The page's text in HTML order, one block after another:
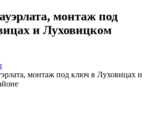
монтаж под
и Луховицком
монтаж под ключ в Луховицах и